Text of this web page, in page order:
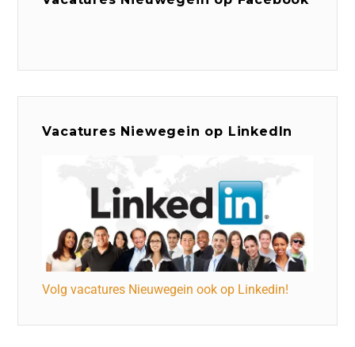
Vacatures Niewegein op LinkedIn
Volg vacatures Nieuwegein ook op Linkedin!